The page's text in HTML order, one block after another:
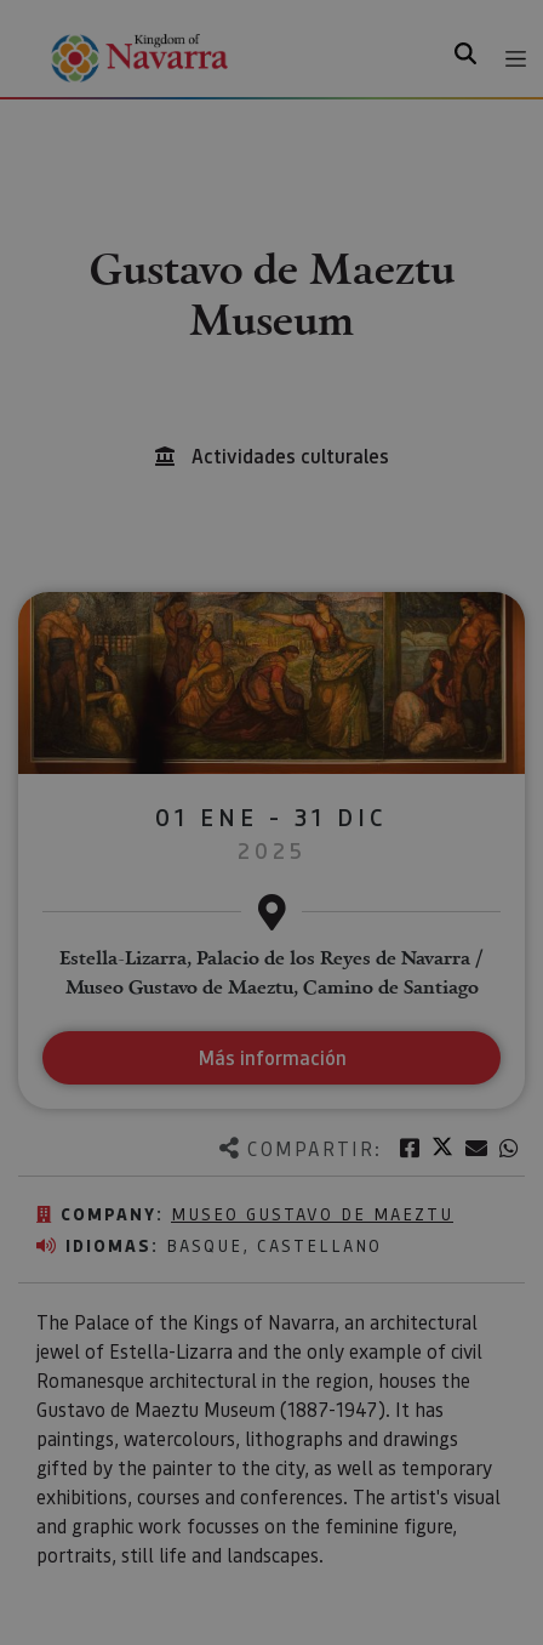
Search
Gustavo de Maeztu
Museum
Actividades culturales
COMPARTIR: Facebook
Twitter
COMPANY: MUSEO GUSTAVO DE MAEZTU
IDIOMAS: BASQUE, CASTELLANO
The Palace of the Kings of Navarra, an architectural
jewel of Estella-Lizarra and the only example of civil
Romanesque architectural in the region, houses the
Gustavo de Maeztu Museum (1887-1947). It has
paintings, watercolours, lithographs and drawings
gifted by the painter to the city, as well as temporary
exhibitions, courses and conferences. The artist's visual
and graphic work focusses on the feminine figure,
portraits, still life and landscapes.
01 ENE - 31 DIC
2025
Estella-Lizarra, Palacio de los Reyes de Navarra /
Museo Gustavo de Maeztu, Camino de Santiago
Más información